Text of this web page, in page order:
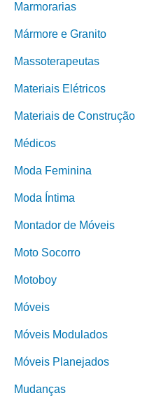
Marmorarias
Mármore e Granito
Massoterapeutas
Materiais Elétricos
Materiais de Construção
Médicos
Moda Feminina
Moda Íntima
Montador de Móveis
Moto Socorro
Motoboy
Móveis
Móveis Modulados
Móveis Planejados
Mudanças